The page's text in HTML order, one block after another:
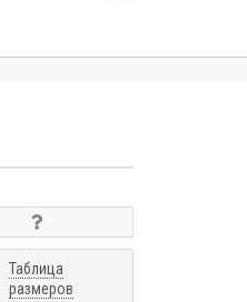
Таблица
размеров